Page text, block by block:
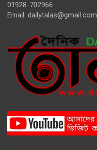
01928-702966.
Email: dailytalas@gmail.com